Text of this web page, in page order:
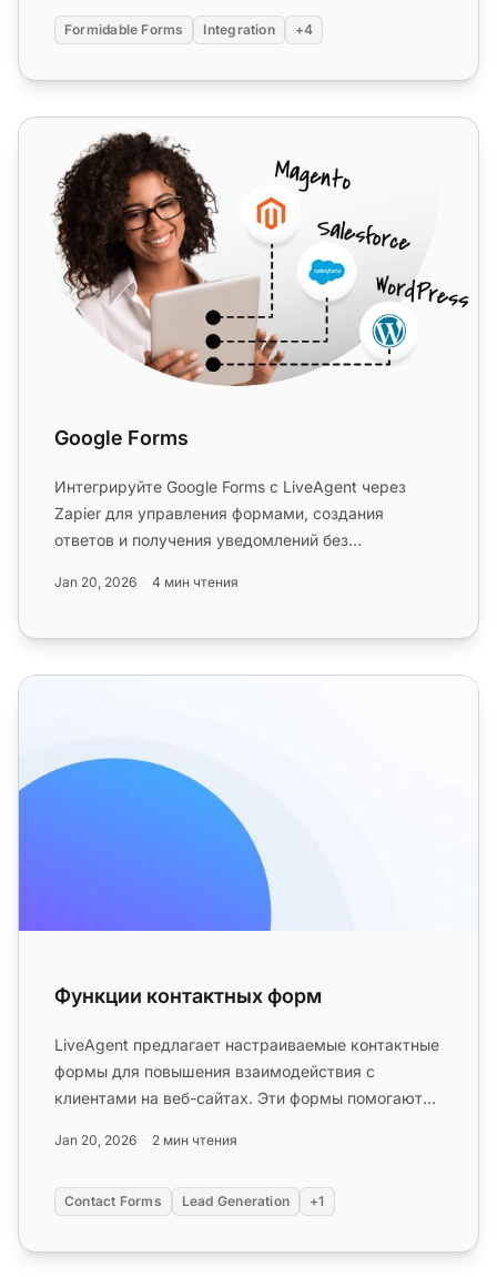
Formidable Forms Integration +4
Google Forms
Google Forms
Интегрируйте Google Forms с LiveAgent через
Zapier для управления формами, создания
ответов и получения уведомлений без
Jan 20, 2026 4 мин чтения
Функции контактных форм
Функции контактных форм
LiveAgent предлагает настраиваемые контактные
формы для повышения взаимодействия с
клиентами на веб-сайтах. Эти формы помогают
Jan 20, 2026 2 мин чтения
Contact Forms Lead Generation +1